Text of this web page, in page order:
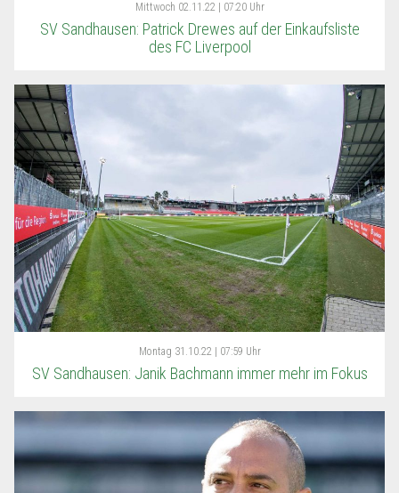
Mittwoch 02.11.22 | 07:20 Uhr
SV Sandhausen: Patrick Drewes auf der Einkaufsliste
des FC Liverpool
Montag 31.10.22 | 07:59 Uhr
SV Sandhausen: Janik Bachmann immer mehr im Fokus